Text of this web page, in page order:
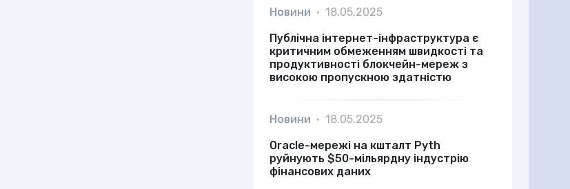
Новини • 18.05.2025
Публічна інтернет-інфраструктура є
критичним обмеженням швидкості та
продуктивності блокчейн-мереж з
високою пропускною здатністю
Новини • 18.05.2025
Oracle-мережі на кшталт Pyth
руйнують $50-мільярдну індустрію
фінансових даних